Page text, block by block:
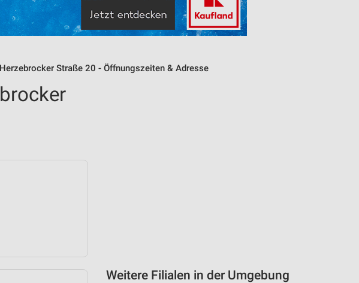
Straße 20 - Öffnungszeiten & Adresse
Weitere Filialen in der Umgebung